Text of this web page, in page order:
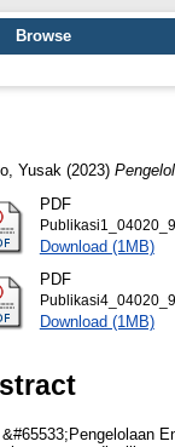
Browse
Yusak (2023)
PDF
Download (1MB)
PDF
Download (1MB)
&#65533;Pengelolaan